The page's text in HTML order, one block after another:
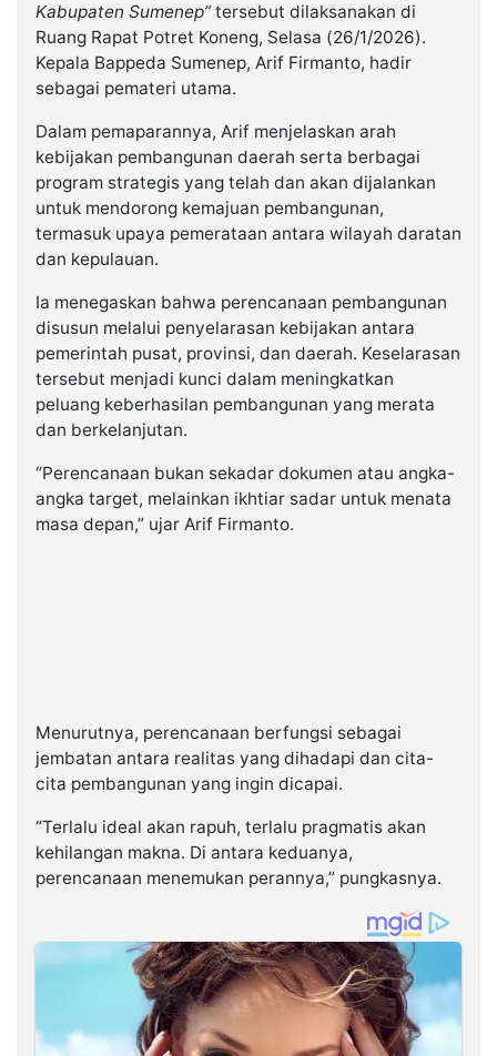
Kabupaten Sumenep”tersebut dilaksanakan di
Ruang Rapat Potret Koneng, Selasa (26/1/2026).
Kepala Bappeda Sumenep, Arif Firmanto, hadir
sebagai pemateri utama.
Dalam pemaparannya, Arif menjelaskan arah
kebijakan pembangunan daerah serta berbagai
program strategis yang telah dan akan dijalankan
untuk mendorong kemajuan pembangunan,
termasuk upaya pemerataan antara wilayah daratan
dan kepulauan.
Ia menegaskan bahwa perencanaan pembangunan
disusun melalui penyelarasan kebijakan antara
pemerintah pusat, provinsi, dan daerah. Keselarasan
tersebut menjadi kunci dalam meningkatkan
peluang keberhasilan pembangunan yang merata
dan berkelanjutan.
“Perencanaan bukan sekadar dokumen atau angka-
angka target, melainkan ikhtiar sadar untuk menata
masa depan,” ujar Arif Firmanto.
Menurutnya, perencanaan berfungsi sebagai
jembatan antara realitas yang dihadapi dan cita-
cita pembangunan yang ingin dicapai.
“Terlalu ideal akan rapuh, terlalu pragmatis akan
kehilangan makna. Di antara keduanya,
perencanaan menemukan perannya,” pungkasnya.